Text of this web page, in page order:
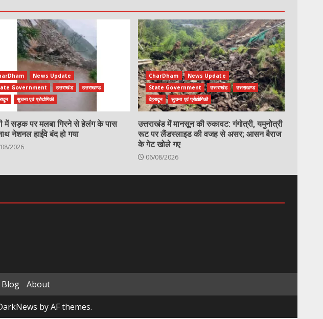
News Update
Government
उत्तराखंड
उत्तराखण्ड
सुचना एवं प्रोद्योगिकी
में सड़क पर मलबा गिरने से हेलंग के पास
नेशनल हाईवे बंद हो गया
2026
CharDham
News Update
State Government
उत्तराखंड
उत्तराखण्ड
देहरादून
सुचना एवं प्रोद्योगिकी
उत्तराखंड में मानसून की रुकावट: गंगोत्री, यमुनोत्री
रूट पर लैंडस्लाइड की वजह से असर; आसन बैराज
के गेट खोले गए
06/08/2026
Blog
About
by AF themes.